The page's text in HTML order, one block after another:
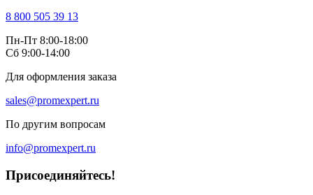
8 800 505 39 13
Пн-Пт 8:00-18:00
Сб 9:00-14:00
Для оформления заказа
sales@promexpert.ru
По другим вопросам
info@promexpert.ru
Присоединяйтесь!